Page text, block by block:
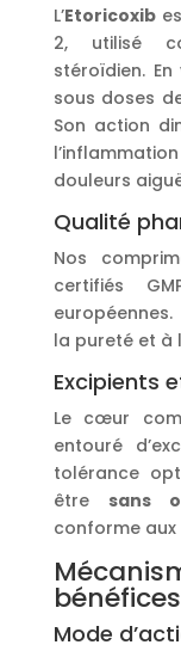
L’Etoricoxib
2, utilisé
stéroïdien. En
sous doses
Son action
douleurs
Qualité
Nos
certifiés
la pureté et à
Excipients
Le cœur
entouré
tolérance
être sans
conforme
bénéfices
Mode